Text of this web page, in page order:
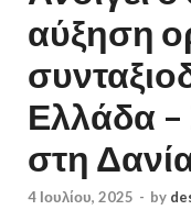
αύξηση
Ελλάδα –
στη
4 Ιουλίου, 2025 - by